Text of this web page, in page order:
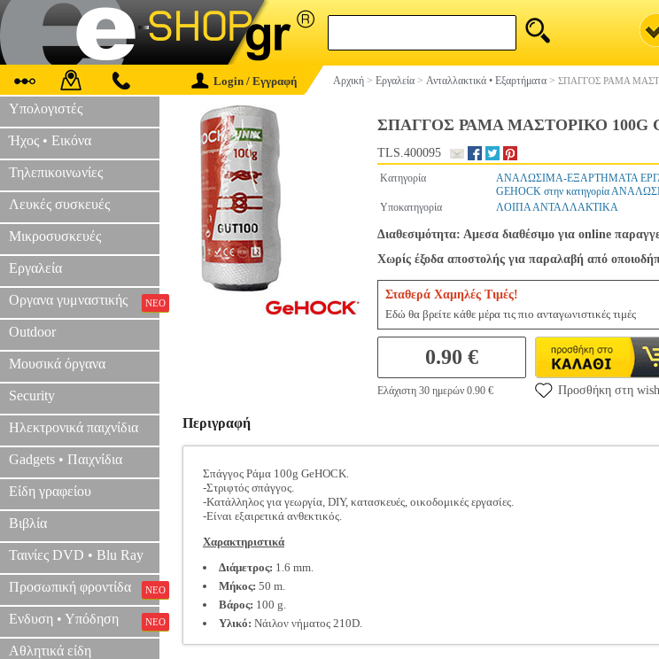
Login / Εγγραφή Αρχική > Εργαλεία > Ανταλλακτικά • Εξαρτήματα > ΣΠΑΓΓΟΣ ΡΑΜΑ
Υπολογιστές
Ήχος • Εικόνα
Τηλεπικοινωνίες
Λευκές συσκευές
Μικροσυσκευές
Εργαλεία
Οργανα γυμναστικής ΝΕΟ
Outdoor
Μουσικά όργανα
Security
Ηλεκτρονικά παιχνίδια
Gadgets • Παιχνίδια
Είδη γραφείου
Βιβλία
Ταινίες DVD • Blu Ray
Προσωπική φροντίδα ΝΕΟ
Ενδυση • Υπόδηση ΝΕΟ
Αθλητικά είδη
ΣΠΑΓΓΟΣ ΡΑΜΑ ΜΑΣΤΟΡΙΚΟ 100G
TLS.400095
Κατηγορία ΑΝΑΛΩΣΙΜΑ-ΕΞΑΡΤΗΜΑΤΑ
GEHOCK στην κατηγορία
Υποκατηγορία
ΛΟΙΠΑ ΑΝΤΑΛΛΑΚΤΙΚΑ
Διαθεσιμότητα: Αμεσα διαθέσιμο για online
Χωρίς έξοδα αποστολής για παραλαβή από
Σταθερά Χαμηλές Τιμές!
Εδώ θα βρείτε κάθε μέρα τις πιο ανταγωνιστικές τιμές
0.90 €
Ελάχιστη 30 ημερών 0.90 € Προσθήκη στη
Περιγραφή
Σπάγγος Ράμα 100g GeHOCK.
-Στριφτός σπάγγος.
-Κατάλληλος για γεωργία, DIY, κατασκευές, οικοδομικές εργασίες.
-Είναι εξαιρετικά ανθεκτικός.
Χαρακτηριστικά
Διάμετρος: 1.6 mm.
Μήκος: 50 m.
Βάρος: 100 g.
Υλικό: Νάιλον νήματος 210D.